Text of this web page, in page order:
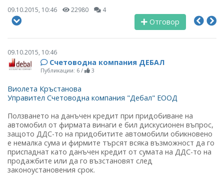
09.10.2015, 10:46 22980 4
Отговор
09.10.2015, 10:46
Счетоводна компания ДЕБАЛ
Публикации: 6 / 3
Виолета Кръстанова
Управител Счетоводна компания "Дебал" ЕООД
Ползването на данъчен кредит при придобиване на
автомобил от фирмата винаги е бил дискусионен въпрос,
защото ДДС-то на придобитите автомобили обикновено
е немалка сума и фирмите търсят всяка възможност да го
приспаднат като данъчен кредит от сумата на ДДС-то на
продажбите или да го възстановят след
законоустановения срок.